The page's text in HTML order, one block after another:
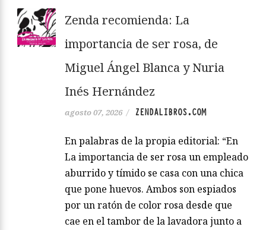
Zenda recomienda: La
importancia de ser rosa, de
Miguel Ángel Blanca y Nuria
Inés Hernández
agosto 07, 2026 / ZENDALIBROS.COM
En palabras de la propia editorial: “En
La importancia de ser rosa un empleado
aburrido y tímido se casa con una chica
que pone huevos. Ambos son espiados
por un ratón de color rosa desde que
cae en el tambor de la lavadora junto a